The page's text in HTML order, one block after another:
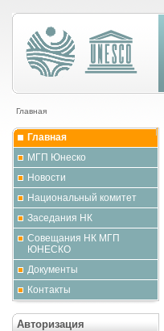
Главная
Главная
МГП Юнеско
Новости
Национальный комитет
Заседания НК
Совещания НК МГП
ЮНЕСКО
Документы
Контакты
Авторизация